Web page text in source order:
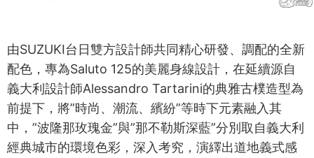
由SUZUKI台日雙方設計師共同精心研發、調配的全新
配色，專為Saluto 125的美麗身線設計，在延續源自
義大利設計師Alessandro Tartarini的典雅古樸造型為
前提下，將”時尚、潮流、繽紛”等時下元素融入其
中，”波隆那玫瑰金”與”那不勒斯深藍”分別取自義大利
經典城市的環境色彩，深入考究，演繹出道地義式感